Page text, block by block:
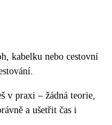
kabelku nebo cestovní
v praxi – žádná teorie,
a ušetřit čas i